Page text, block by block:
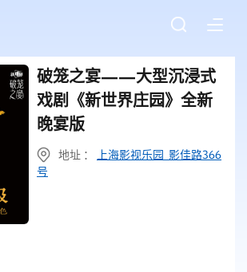
破笼之宴——大型沉浸式
戏剧《新世界庄园》全新
晚宴版
地址 ：
上海影视乐园 影佳路366
号